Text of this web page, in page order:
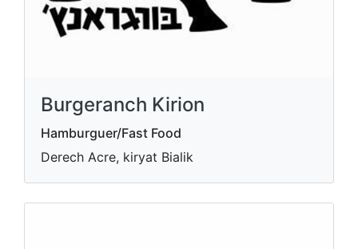
Burgeranch Kirion
Hamburguer/Fast Food
Derech Acre, kiryat Bialik